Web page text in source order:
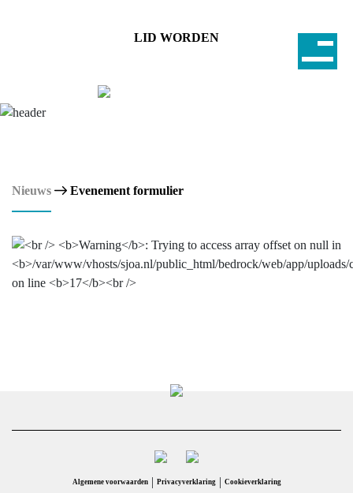
LID WORDEN
Nieuws Evenement formulier
Algemene voorwaarden | Privacyverklaring | Cookieverklaring